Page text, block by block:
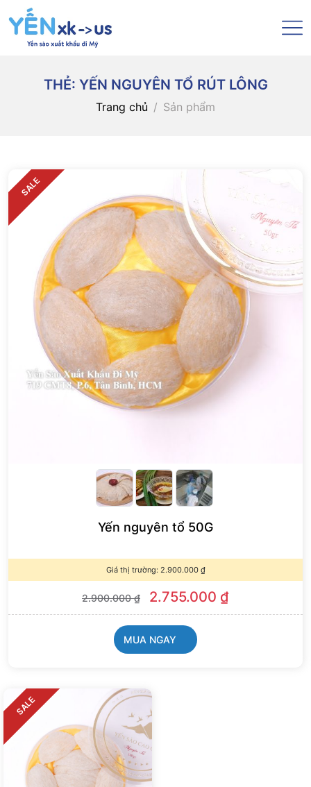
THẺ: YẾN NGUYÊN TỔ RÚT LÔNG
Trang chủ Sản phẩm
SALE
Yến nguyên tổ 50G
Giá thị trường: 2.900.000 ₫
2.900.000₫ 2.755.000 ₫
MUA NGAY
SALE